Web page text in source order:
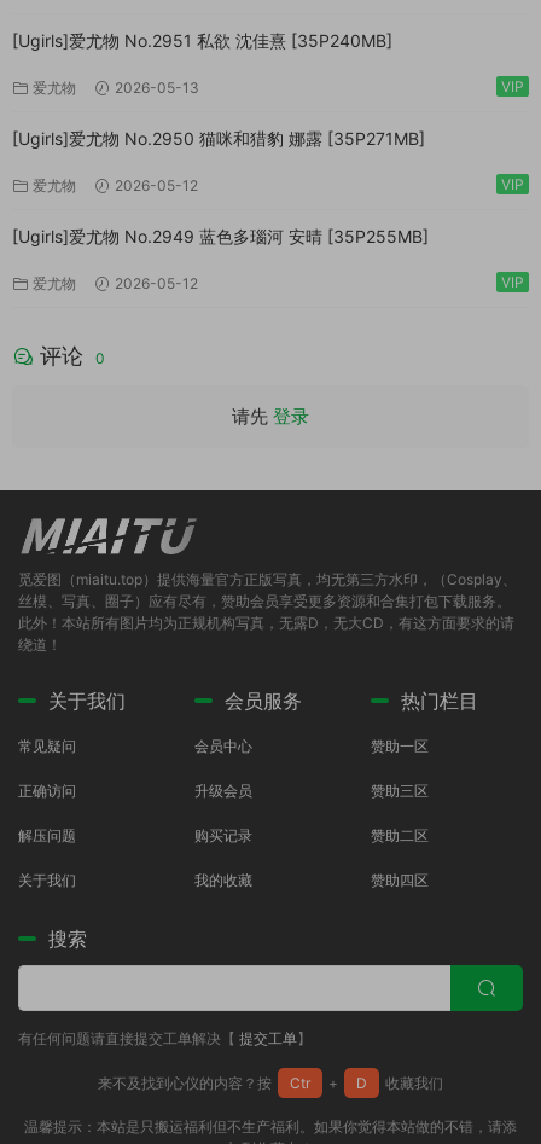
[Ugirls]爱尤物 No.2951 私欲 沈佳熹 [35P240MB]
爱尤物 2026-05-13 VIP
[Ugirls]爱尤物 No.2950 猫咪和猎豹 娜露 [35P271MB]
爱尤物 2026-05-12 VIP
[Ugirls]爱尤物 No.2949 蓝色多瑙河 安晴 [35P255MB]
爱尤物 2026-05-12 VIP
评论 0
请先 登录
觅爱图（miaitu.top）提供海量官方正版写真，均无第三方水印，（Cosplay、
丝模、写真、圈子）应有尽有，赞助会员享受更多资源和合集打包下载服务。
此外！本站所有图片均为正规机构写真，无露D，无大CD，有这方面要求的请
绕道！
关于我们
常见疑问
正确访问
解压问题
关于我们
会员服务
会员中心
升级会员
购买记录
我的收藏
热门栏目
赞助一区
赞助三区
赞助二区
赞助四区
搜索
有任何问题请直接提交工单解决【 提交工单】
来不及找到心仪的内容？按 Ctr + D 收藏我们
温馨提示：本站是只搬运福利但不生产福利。如果你觉得本站做的不错，请添